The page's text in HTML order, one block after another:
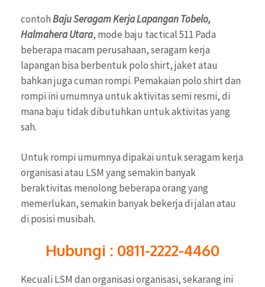
contohBaju Seragam Kerja Lapangan Tobelo,
Halmahera Utara, mode baju tactical 511 Pada
beberapa macam perusahaan, seragam kerja
lapangan bisa berbentuk polo shirt, jaket atau
bahkan juga cuman rompi. Pemakaian polo shirt dan
rompi ini umumnya untuk aktivitas semi resmi, di
mana baju tidak dibutuhkan untuk aktivitas yang
sah.
Untuk rompi umumnya dipakai untuk seragam kerja
organisasi atau LSM yang semakin banyak
beraktivitas menolong beberapa orang yang
memerlukan, semakin banyak bekerja di jalan atau
di posisi musibah.
Hubungi : 0811-2222-4460
Kecuali LSM dan organisasi organisasi, sekarang ini